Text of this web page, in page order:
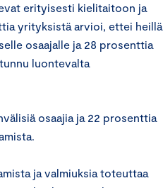
erityisesti kielitaitoon ja
yrityksistä arvioi, ettei heillä
osaajalle ja 28 prosenttia
luontevalta
osaajia ja 22 prosenttia
ja valmiuksia toteuttaa